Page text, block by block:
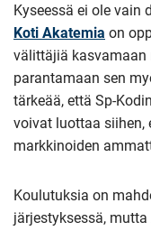
Kyseessä ei ole vain
Koti Akatemia on
välittäjiä kasvamaan
parantamaan sen
tärkeää, että Sp-
voivat luottaa siihen,
markkinoiden
Koulutuksia on
järjestyksessä,